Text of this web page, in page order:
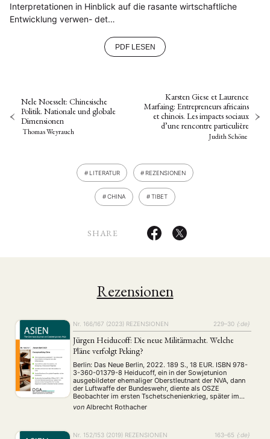
Interpretationen in Hinblick auf die rasante wirtschaftliche
Entwicklung verwen- det…
PDF LESEN
Nele Noesselt: Chinesische
Politik. Nationale und globale
Dimensionen
Thomas Weyrauch
Karsten Giese et Laurence
Marfaing: Entrepreneurs africains
et chinois. Les impacts sociaux
d’une rencontre particulière
Judith Schöne
LITERATUR REZENSIONEN
CHINA TIBET
SHARE
Rezensionen
Nr. 166/167 (2023) REZENSIONEN 229–30 {:de}
Jürgen Heiducoff: Die neue Militärmacht. Welche
Pläne verfolgt Peking?
Berlin: Das Neue Berlin, 2022. 189 S., 18 EUR. ISBN 978-
3-360-01379-8 Heiducoff, ein in der Sowjetunion
ausgebildeter ehemaliger Oberstleutnant der NVA, dann
der Luftwaffe der Bundeswehr, diente als OSZE
Beobachter im ersten Tschetschenienkrieg, später im
Stab der ISAF in Afghanistan und als Militärberater des
deutschen Botschafters in Kabul. Dort fiel er 2008
von Albrecht Rothacher
Nr. 152/153 (2019) REZENSIONEN 163–65 {:de}